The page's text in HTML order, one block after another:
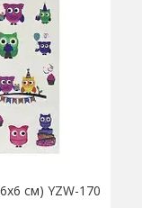
см) YZW-170